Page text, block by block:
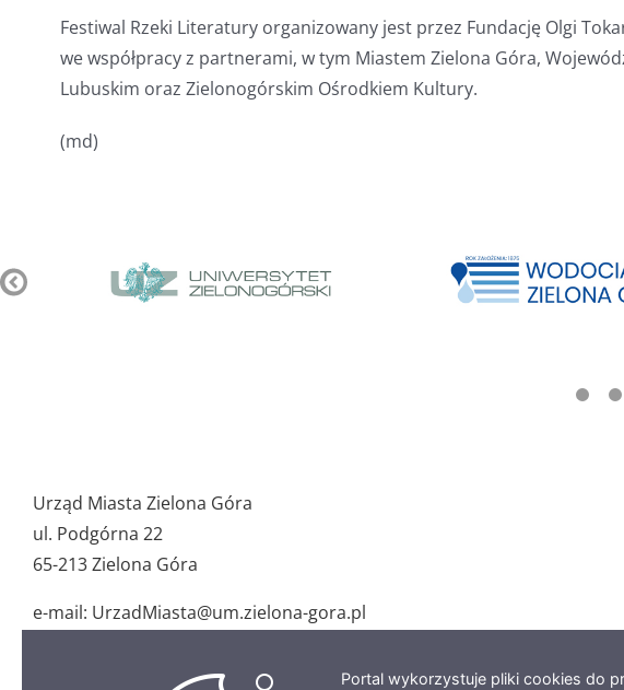
Festiwal Rzeki Literatury organizowany jest przez Fundację Olgi
we współpracy z partnerami, w tym Miastem Zielona Góra,
Lubuskim oraz Zielonogórskim Ośrodkiem Kultury.
(md)
ważne
dane
Urząd Miasta Zielona Góra
ul. Podgórna 22
65-213 Zielona Góra
e-mail: UrzadMiasta@um.zielona-gora.pl
Portal wykorzystuje pliki cookies do